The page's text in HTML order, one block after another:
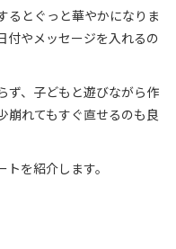
るとぐっと華やかになりま
付やメッセージを入れるの
ず、子どもと遊びながら作
崩れてもすぐ直せるのも良
を紹介します。